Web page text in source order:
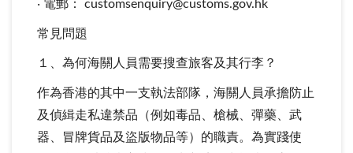
‧ 電郵： customsenquiry@customs.gov.hk
常見問題
１、為何海關人員需要搜查旅客及其行李？
作為香港的其中一支執法部隊，海關人員承擔防止
及偵緝走私違禁品（例如毒品、槍械、彈藥、武
器、冒牌貨品及盜版物品等）的職責。為實踐使